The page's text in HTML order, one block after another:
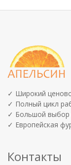
✓ Широкий
✓ Полный цикл
✓ Большой выбор
✓ Европейская
Контакты